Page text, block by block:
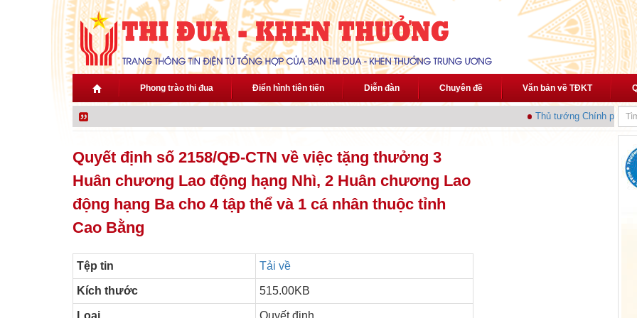
Nhảy đến nội dung
Phong trào thi đua Điển hình tiên tiến Diễn đàn Chuyên đề Văn bản về TĐKT
Thủ tướng Chính phủ
Quyết định số 2158/QĐ-CTN về việc tặng thưởng 3
Huân chương Lao động hạng Nhì, 2 Huân chương Lao
động hạng Ba cho 4 tập thể và 1 cá nhân thuộc tỉnh
Cao Bằng
Tệp tin Tải về
Kích thước 515.00KB
Loại Quyết định